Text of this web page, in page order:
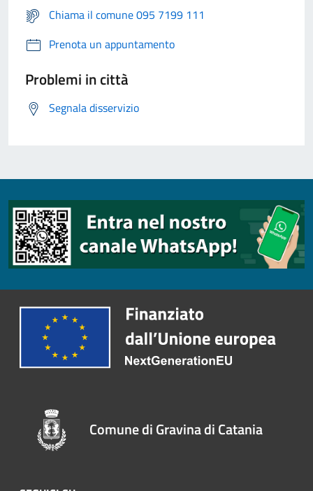
Chiama il comune 095 7199 111
Prenota un appuntamento
Problemi in città
Segnala disservizio
Comune di Gravina di Catania